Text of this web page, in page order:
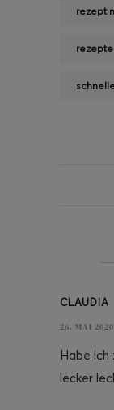
rezept
CLAUDIA
26. MAI 2020
Habe ich
lecker